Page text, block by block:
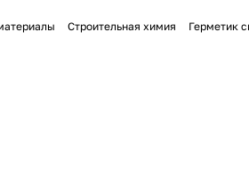
Строительная химия Герметик